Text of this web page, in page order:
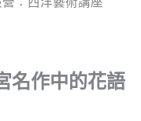
名作中的花語